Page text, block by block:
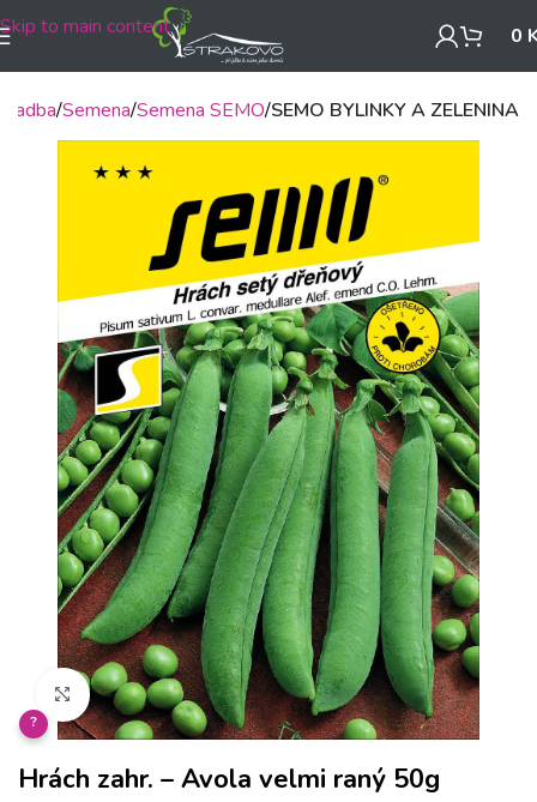
Skip to main content 0
sadba Semena Semena SEMO SEMO BYLINKY A ZELENINA
Klikněte pro zvětšení
?
Hrách zahr. – Avola velmi raný 50g